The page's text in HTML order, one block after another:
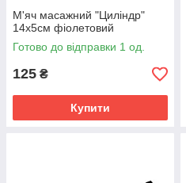
М'яч масажний "Циліндр"
14х5см фіолетовий
Готово до відправки 1 од.
125 ₴
Купити